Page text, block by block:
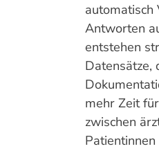
Antworten
entstehen
Datensätze,
mehr Zeit
zwischen